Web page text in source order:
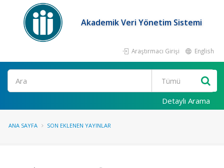
Akademik Veri Yönetim Sistemi
Araştırmacı Girişi English
Ara
Detaylı Arama
ANA SAYFA SON EKLENEN YAYINLAR